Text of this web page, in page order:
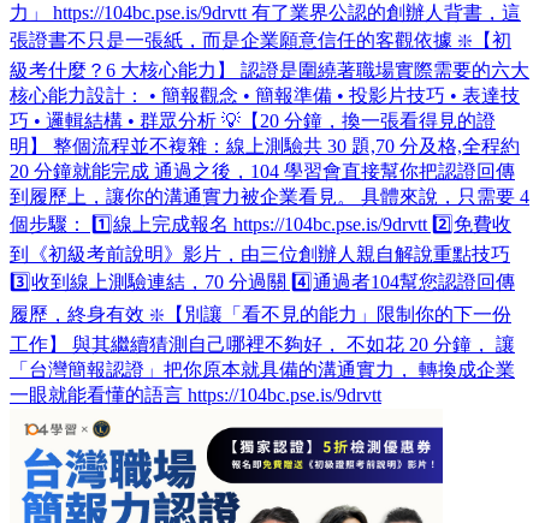
力」 https://104bc.pse.is/9drvtt 有了業界公認的創辦人背書，這
張證書不只是一張紙，而是企業願意信任的客觀依據 ❇️【初
級考什麼？6 大核心能力】 認證是圍繞著職場實際需要的六大
核心能力設計： • 簡報觀念 • 簡報準備 • 投影片技巧 • 表達技
巧 • 邏輯結構 • 群眾分析 💡【20 分鐘，換一張看得見的證
明】 整個流程並不複雜：線上測驗共 30 題,70 分及格,全程約
20 分鐘就能完成 通過之後，104 學習會直接幫你把認證回傳
到履歷上，讓你的溝通實力被企業看見。 具體來說，只需要 4
個步驟： 1️⃣線上完成報名 https://104bc.pse.is/9drvtt 2️⃣免費收
到《初級考前說明》影片，由三位創辦人親自解說重點技巧
3️⃣收到線上測驗連結，70 分過關 4️⃣通過者104幫您認證回傳
履歷，終身有效 ❇️【別讓「看不見的能力」限制你的下一份
工作】 與其繼續猜測自己哪裡不夠好， 不如花 20 分鐘， 讓
「台灣簡報認證」把你原本就具備的溝通實力， 轉換成企業
一眼就能看懂的語言 https://104bc.pse.is/9drvtt